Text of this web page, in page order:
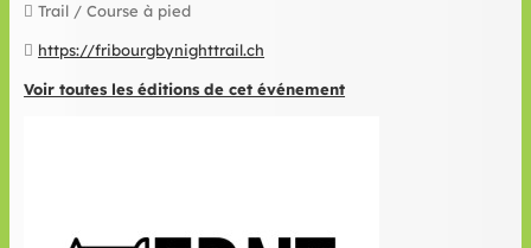
Trail / Course à pied
https://fribourgbynighttrail.ch
Voir toutes les éditions de cet événement